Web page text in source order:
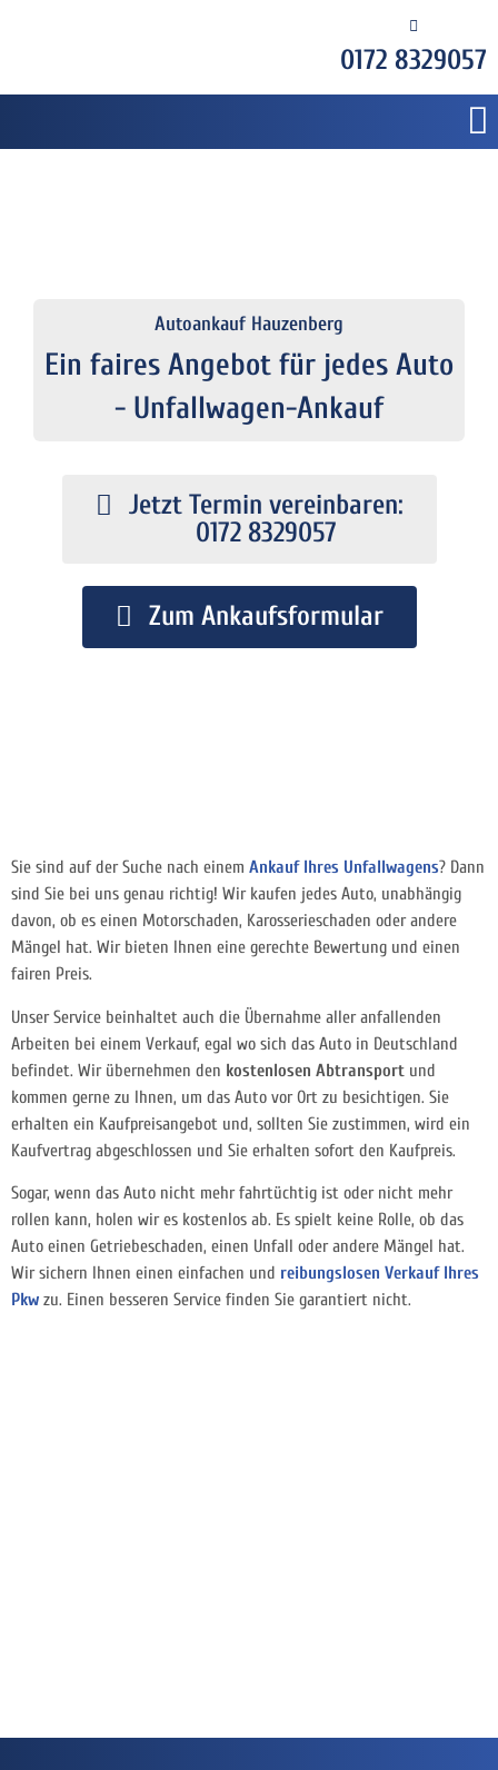
0172 8329057
Autoankauf Hauzenberg
Ein faires Angebot für jedes Auto
- Unfallwagen-Ankauf
Jetzt Termin vereinbaren:
0172 8329057
Zum Ankaufsformular
Sie sind auf der Suche nach einem Ankauf Ihres Unfallwagens? Dann
sind Sie bei uns genau richtig! Wir kaufen jedes Auto, unabhängig
davon, ob es einen Motorschaden, Karosserieschaden oder andere
Mängel hat. Wir bieten Ihnen eine gerechte Bewertung und einen
fairen Preis.
Unser Service beinhaltet auch die Übernahme aller anfallenden
Arbeiten bei einem Verkauf, egal wo sich das Auto in Deutschland
befindet. Wir übernehmen den kostenlosen Abtransport und
kommen gerne zu Ihnen, um das Auto vor Ort zu besichtigen. Sie
erhalten ein Kaufpreisangebot und, sollten Sie zustimmen, wird ein
Kaufvertrag abgeschlossen und Sie erhalten sofort den Kaufpreis.
Sogar, wenn das Auto nicht mehr fahrtüchtig ist oder nicht mehr
rollen kann, holen wir es kostenlos ab. Es spielt keine Rolle, ob das
Auto einen Getriebeschaden, einen Unfall oder andere Mängel hat.
Wir sichern Ihnen einen einfachen und reibungslosen Verkauf Ihres
Pkw zu. Einen besseren Service finden Sie garantiert nicht.